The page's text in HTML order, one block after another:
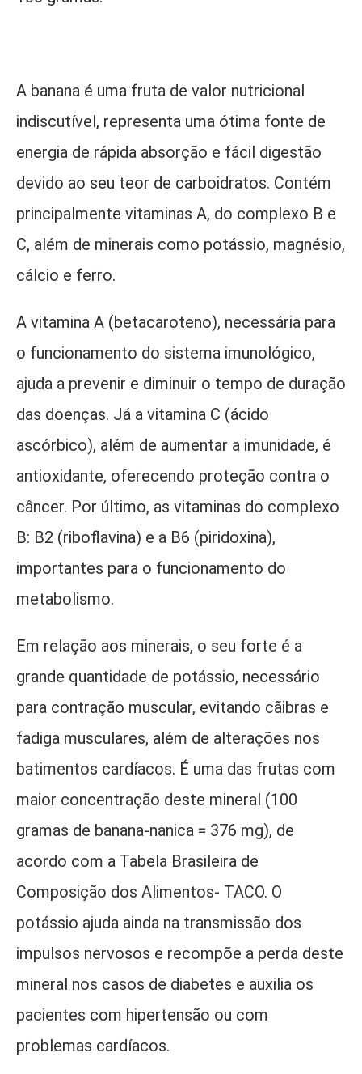
A banana é uma fruta de valor nutricional
indiscutível, representa uma ótima fonte de
energia de rápida absorção e fácil digestão
devido ao seu teor de carboidratos. Contém
principalmente vitaminas A, do complexo B e
C, além de minerais como potássio, magnésio,
cálcio e ferro.
A vitamina A (betacaroteno), necessária para
o funcionamento do sistema imunológico,
ajuda a prevenir e diminuir o tempo de duração
das doenças. Já a vitamina C (ácido
ascórbico), além de aumentar a imunidade, é
antioxidante, oferecendo proteção contra o
câncer. Por último, as vitaminas do complexo
B: B2 (riboflavina) e a B6 (piridoxina),
importantes para o funcionamento do
metabolismo.
Em relação aos minerais, o seu forte é a
grande quantidade de potássio, necessário
para contração muscular, evitando cãibras e
fadiga musculares, além de alterações nos
batimentos cardíacos. É uma das frutas com
maior concentração deste mineral (100
gramas de banana-nanica = 376 mg), de
acordo com a Tabela Brasileira de
Composição dos Alimentos- TACO. O
potássio ajuda ainda na transmissão dos
impulsos nervosos e recompõe a perda deste
mineral nos casos de diabetes e auxilia os
pacientes com hipertensão ou com
problemas cardíacos.